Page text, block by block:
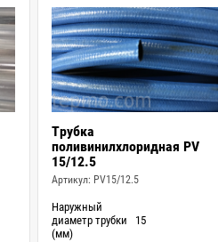
Трубка
поливинилхлоридная PV
15/12.5
Артикул: PV15/12.5
Наружный
диаметр трубки
(мм)
15